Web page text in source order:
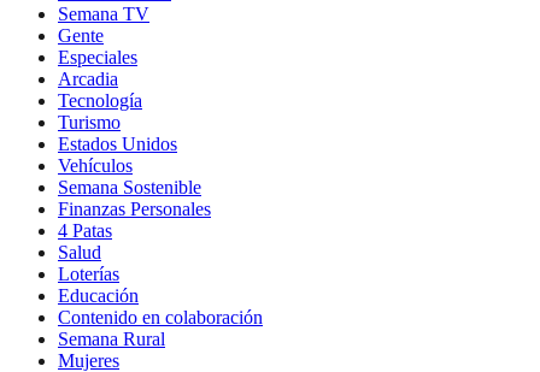
Semana TV
Gente
Especiales
Arcadia
Tecnología
Turismo
Estados Unidos
Vehículos
Semana Sostenible
Finanzas Personales
4 Patas
Salud
Loterías
Educación
Contenido en colaboración
Semana Rural
Mujeres